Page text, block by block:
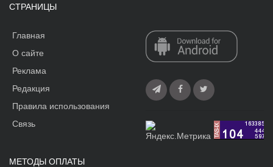
СТРАНИЦЫ
Главная
О сайте
Реклама
Редакция
Правила использования
Связь
МЕТОДЫ ОПЛАТЫ